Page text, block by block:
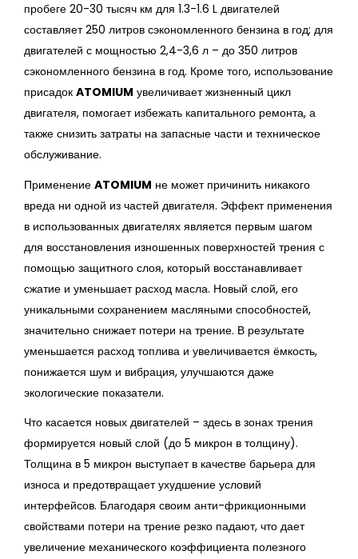
пробеге 20-30 тысяч км для 1.3-1.6 L двигателей
составляет 250 литров сэкономленного бензина в год; для
двигателей с мощностью 2,4-3,6 л – до 350 литров
сэкономленного бензина в год. Кроме того, использование
присадок ATOMIUM увеличивает жизненный цикл
двигателя, помогает избежать капитального ремонта, а
также снизить затраты на запасные части и техническое
обслуживание.
Применение ATOMIUM не может причинить никакого
вреда ни одной из частей двигателя. Эффект применения
в использованных двигателях является первым шагом
для восстановления изношенных поверхностей трения с
помощью защитного слоя, который восстанавливает
сжатие и уменьшает расход масла. Новый слой, его
уникальными сохранением масляными способностей,
значительно снижает потери на трение. В результате
уменьшается расход топлива и увеличивается ёмкость,
понижается шум и вибрация, улучшаются даже
экологические показатели.
Что касается новых двигателей – здесь в зонах трения
формируется новый слой (до 5 микрон в толщину).
Толщина в 5 микрон выступает в качестве барьера для
износа и предотвращает ухудшение условий
интерфейсов. Благодаря своим анти-фрикционными
свойствами потери на трение резко падают, что дает
увеличение механического коэффициента полезного